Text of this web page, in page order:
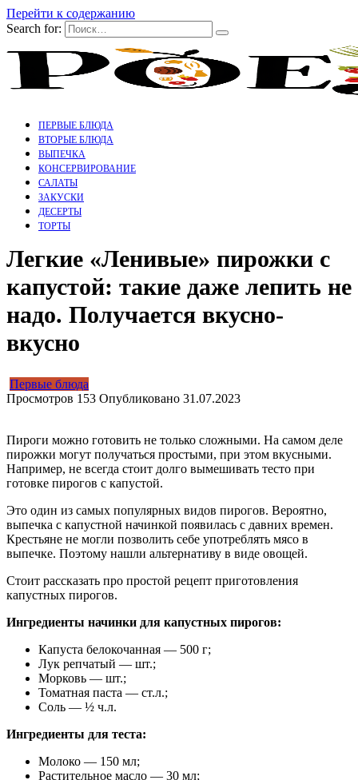
Перейти к содержанию
Search for:
ПЕРВЫЕ БЛЮДА
ВТОРЫЕ БЛЮДА
ВЫПЕЧКА
КОНСЕРВИРОВАНИЕ
САЛАТЫ
ЗАКУСКИ
ДЕСЕРТЫ
ТОРТЫ
Легкие «Ленивые» пирожки с
капустой: такие даже лепить не
надо. Получается вкусно-
вкусно
Первые блюда
Просмотров 153 Опубликовано 31.07.2023
Пироги можно готовить не только сложными. На самом деле
пирожки могут получаться простыми, при этом вкусными.
Например, не всегда стоит долго вымешивать тесто при
готовке пирогов с капустой.
Это один из самых популярных видов пирогов. Вероятно,
выпечка с капустной начинкой появилась с давних времен.
Крестьяне не могли позволить себе употреблять мясо в
выпечке. Поэтому нашли альтернативу в виде овощей.
Стоит рассказать про простой рецепт приготовления
капустных пирогов.
Ингредиенты начинки для капустных пирогов:
Капуста белокочанная — 500 г;
Лук репчатый — шт.;
Морковь — шт.;
Томатная паста — ст.л.;
Соль — ½ ч.л.
Ингредиенты для теста:
Молоко — 150 мл;
Растительное масло — 30 мл;